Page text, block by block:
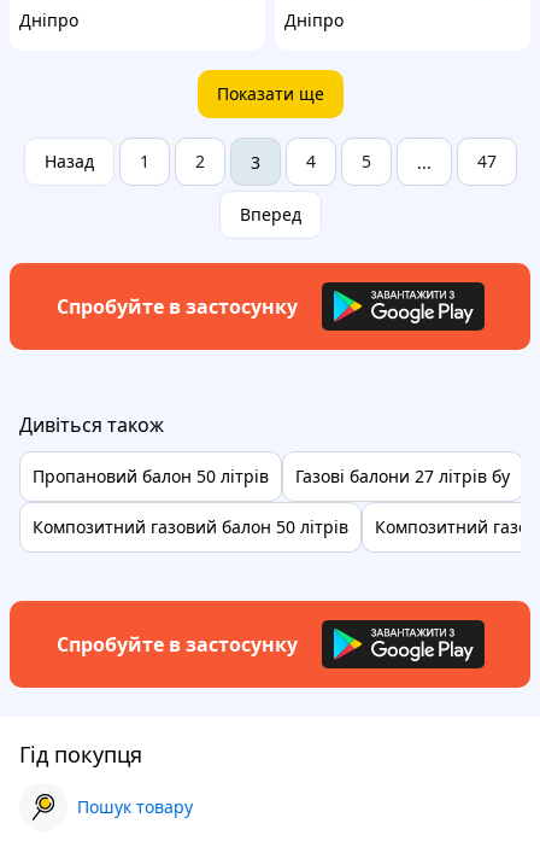
Дніпро
Дніпро
Показати ще
Назад 1 2 3 4 5 ... 47
Вперед
Спробуйте в застосунку
Дивіться також
Пропановий балон 50 літрів Газові балони 27 літрів бу
Композитний газовий балон 50 літрів Композитний
Спробуйте в застосунку
Гід покупця
Пошук товару